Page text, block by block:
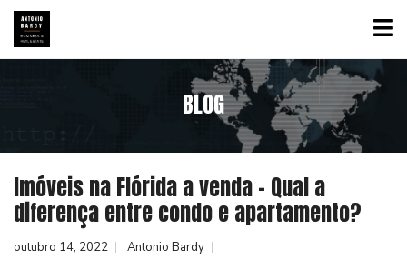
BLOG
Imóveis na Flórida a venda – Qual a
diferença entre condo e apartamento?
outubro 14, 2022
Antonio Bardy